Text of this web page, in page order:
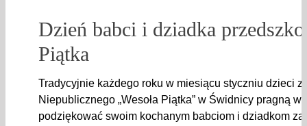
Dzień babci i dziadka
Piątka
Tradycyjnie każdego roku w miesiącu styczniu dzieci z
Niepublicznego „Wesoła Piątka” w Świdnicy pragną
podziękować swoim kochanym babciom i dziadkom za